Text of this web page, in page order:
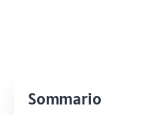
Sommario